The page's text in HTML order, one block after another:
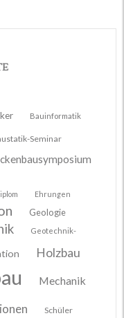
Bauinformatik
Seminar
Ehrungen
Geologie
Geotechnik-
Holzbau
Mechanik
Schüler